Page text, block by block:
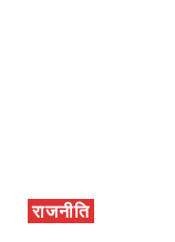
राजनीति